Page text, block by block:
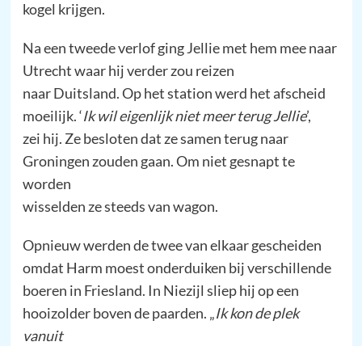
kogel krijgen.
Na een tweede verlof ging Jellie met hem mee naar
Utrecht waar hij verder zou reizen
naar Duitsland. Op het station werd het afscheid
moeilijk. ‘Ik wil eigenlijk niet meer terug Jellie’,
zei hij. Ze besloten dat ze samen terug naar
Groningen zouden gaan. Om niet gesnapt te
worden
wisselden ze steeds van wagon.
Opnieuw werden de twee van elkaar gescheiden
omdat Harm moest onderduiken bij verschillende
boeren in Friesland. In Niezijl sliep hij op een
hooizolder boven de paarden. „Ik kon de plek
vanuit